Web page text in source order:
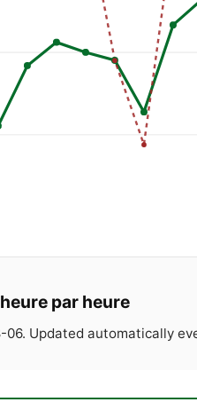
par heure
Updated automatically